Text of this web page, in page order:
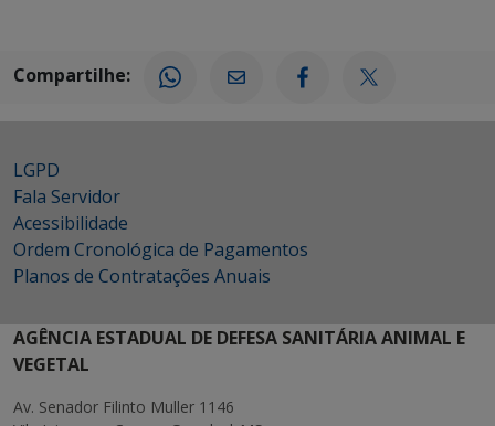
Compartilhe:
LGPD
Fala Servidor
Acessibilidade
Ordem Cronológica de Pagamentos
Planos de Contratações Anuais
AGÊNCIA ESTADUAL DE DEFESA SANITÁRIA ANIMAL E
VEGETAL
Av. Senador Filinto Muller 1146